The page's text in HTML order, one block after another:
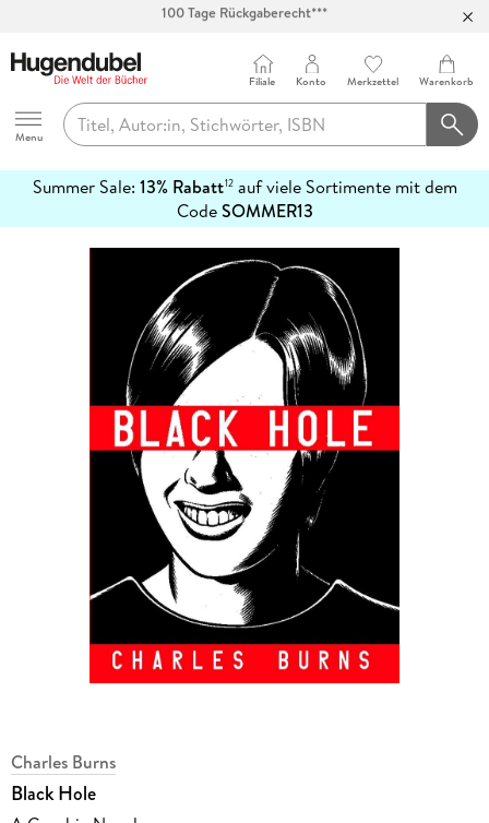
Abholung in über 100 Filialen
Hugendubel
Menu
Filiale Konto Merkzettel Warenkorb
Summer Sale: 13% Rabatt12auf viele Sortimente mit dem
CodeSOMMER13
erfahren
Charles Burns
Black Hole